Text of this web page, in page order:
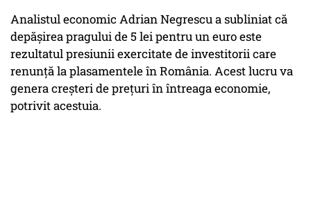
Analistul economic Adrian Negrescu a subliniat că
depășirea pragului de 5 lei pentru un euro este
rezultatul presiunii exercitate de investitorii care
renunță la plasamentele în România. Acest lucru va
genera creșteri de prețuri în întreaga economie,
potrivit acestuia.